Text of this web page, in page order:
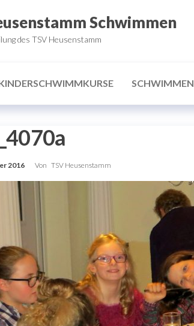
Schwimmen
des TSV Heusenstamm
SCHWIMMEN
2016 Von TSV Heusenstamm